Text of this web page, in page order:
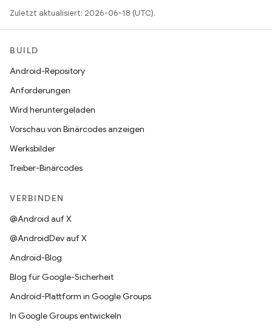
Zuletzt aktualisiert: 2026-06-18 (UTC).
BUILD
Android-Repository
Anforderungen
Wird heruntergeladen
Vorschau von Binärcodes anzeigen
Werksbilder
Treiber-Binärcodes
VERBINDEN
@Android auf X
@AndroidDev auf X
Android-Blog
Blog für Google-Sicherheit
Android-Plattform in Google Groups
In Google Groups entwickeln